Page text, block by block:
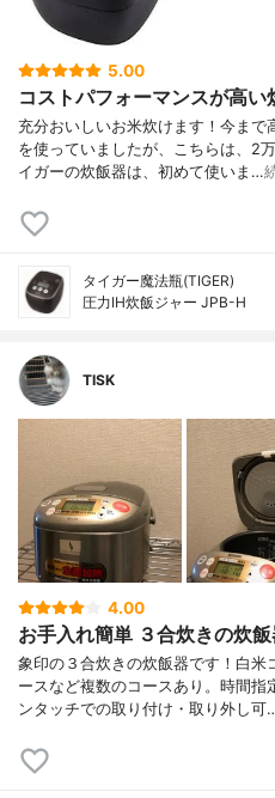
5.00
コストパフォーマンスが高い
充分おいしいお米炊けます！今ま
を使っていましたが、こちらは、2
イガーの炊飯器は、初めて使いま…
タイガー魔法瓶(TIGER)
圧力IH炊飯ジャー JPB-H
TISK
4.00
お手入れ簡単 ３合炊きの炊
象印の３合炊きの炊飯器です！白米
ースなど複数のコースあり。時間指
ンタッチでの取り付け・取り外し可